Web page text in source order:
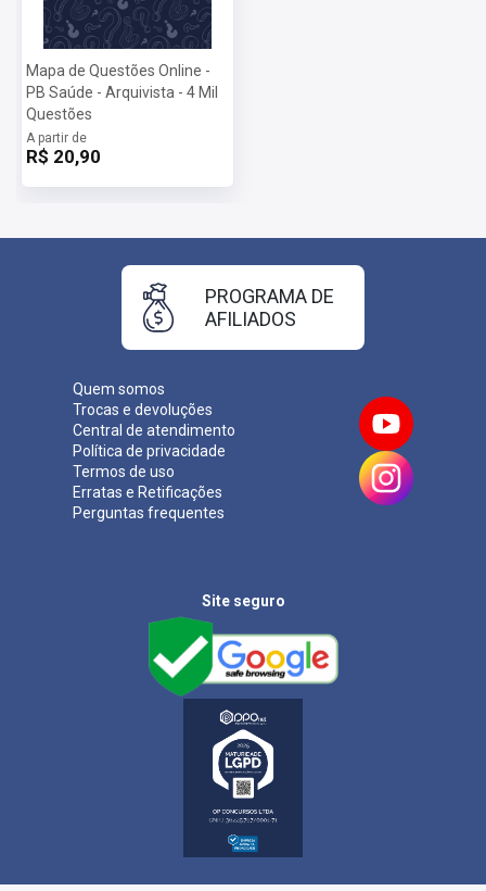
Mapa de Questões Online -
PB Saúde - Arquivista - 4 Mil
Questões
A partir de
R$ 20,90
Quem somos
Trocas e devoluções
Central de atendimento
Política de privacidade
Termos de uso
Erratas e Retificações
Perguntas frequentes
PROGRAMA DE
AFILIADOS
Site seguro